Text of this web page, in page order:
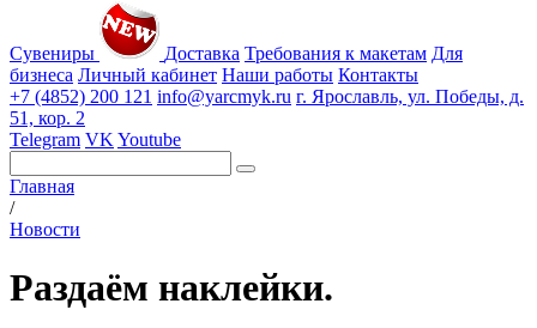
Сувениры Доставка Требования к макетам Для
бизнеса Личный кабинет Наши работы Контакты
+7 (4852) 200 121 info@yarcmyk.ru г. Ярославль, ул. Победы, д.
51, кор. 2
Telegram VK Youtube
Главная
/
Новости
Раздаём наклейки.